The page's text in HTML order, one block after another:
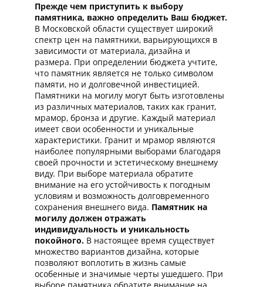
Прежде чем приступить к выбору
памятника, важно определить Ваш бюджет.
В Московской области существует широкий
спектр цен на памятники, варьирующихся в
зависимости от материала, дизайна и
размера. При определении бюджета учтите,
что памятник является не только символом
памяти, но и долговечной инвестицией.
Памятники на могилу могут быть изготовлены
из различных материалов, таких как гранит,
мрамор, бронза и другие. Каждый материал
имеет свои особенности и уникальные
характеристики. Гранит и мрамор являются
наиболее популярными выборами благодаря
своей прочности и эстетическому внешнему
виду. При выборе материала обратите
внимание на его устойчивость к погодным
условиям и возможность долговременного
сохранения внешнего вида. Памятник на
могилу должен отражать
индивидуальность и уникальность
покойного. В настоящее время существует
множество вариантов дизайна, которые
позволяют воплотить в жизнь самые
особенные и значимые черты ушедшего. При